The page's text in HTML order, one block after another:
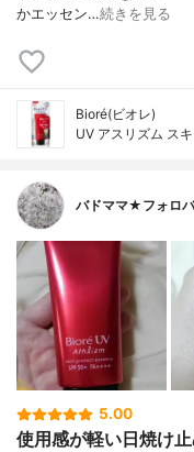
かエッセン…続きを見る
Bioré(ビオレ)
UV アスリズム ス
バドママ★フォロ
5.00
使用感が軽い日焼け止